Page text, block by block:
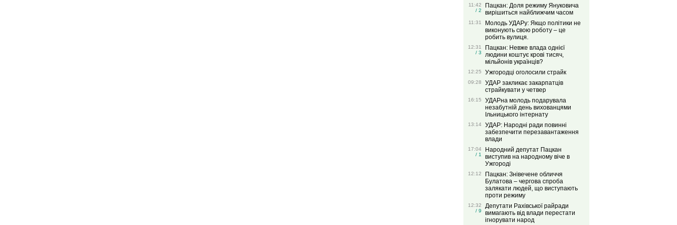
11:42
/ 2
Пацкан: Доля режиму Януковича
вирішиться найближчим часом
11:31
Молодь УДАРу: Якщо політики не
виконують свою роботу – це
робить вулиця.
12:31
/ 3
Пацкан: Невже влада однієї
людини коштує крові тисяч,
мільйонів українців?
12:25 Ужгородці оголосили страйк
09:28
УДАР закликає закарпатців
страйкувати у четвер
16:15
УДАРна молодь подарувала
незабутній день вихованцями
Ільницького інтернату
13:14
УДАР: Народні ради повинні
забезпечити перезавантаження
влади
17:04
/ 1
Народний депутат Пацкан
виступив на народному віче в
Ужгороді
12:12
Пацкан: Знівечене обличчя
Булатова – чергова спроба
залякати людей, що виступають
проти режиму
12:32
/ 9
Депутати Рахівської райради
вимагають від влади перестати
ігнорувати народ